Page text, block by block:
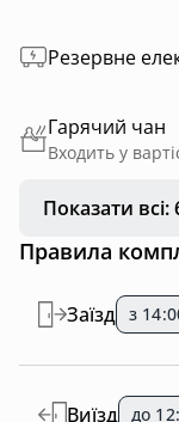
Резервне
Гарячий чан
Входить у
Показати всі:
Правила
Заїзд з
Виїзд до